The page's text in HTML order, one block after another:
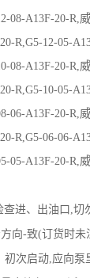
08-A13F-20-R,
R,G5-12-05-
08-A13F-20-R,
R,G5-10-05-
06-A13F-20-R,
R,G5-06-06-
05-A13F-20-R,
查进、出油口,切
向-致(订货时未
初次启动,应向泵